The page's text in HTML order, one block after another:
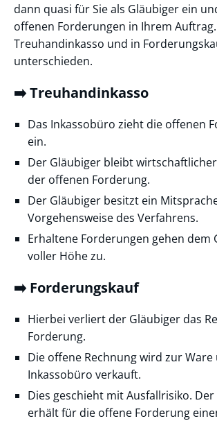
dann quasi für Sie als Gläubiger ein
offenen Forderungen in Ihrem
Treuhandinkasso und in
unterschieden.
➡️ Treuhandinkasso
Das Inkassobüro zieht die offenen
ein.
Der Gläubiger bleibt
der offenen Forderung.
Der Gläubiger besitzt ein
Vorgehensweise des Verfahrens.
Erhaltene Forderungen gehen dem
voller Höhe zu.
➡️ Forderungskauf
Hierbei verliert der Gläubiger das
Forderung.
Die offene Rechnung wird zur Ware
Inkassobüro verkauft.
Dies geschieht mit Ausfallrisiko.
erhält für die offene Forderung